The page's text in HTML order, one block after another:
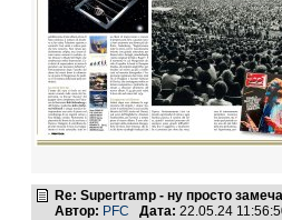
Re: Supertramp - ну просто
Автор: PFC Дата: 22.05.24